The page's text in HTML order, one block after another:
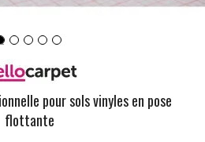
pour sols vinyles en pose
flottante